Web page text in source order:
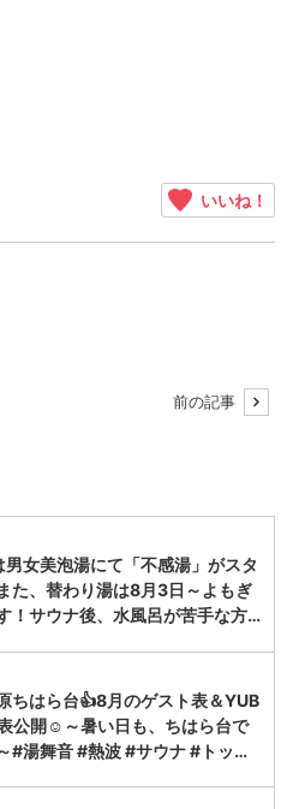
いいね！
前の記事
女美泡湯にて「不感湯」がスタ
、替わり湯は8月3日～よもぎ
！サウナ後、水風呂が苦手な方…
ちはら台👍8月のゲスト表＆YUB
公開☺～暑い日も、ちはら台で
#湯舞音 #熱波 #サウナ #トッ…